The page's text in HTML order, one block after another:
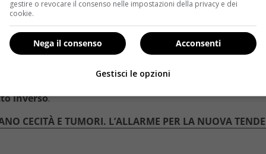
si tratta di tatuaggi e poco importa se quelli
cominciato a porsi la domanda successiva:un
danni al corpo umano?
La risposta emersa dai più
‘ni’.
La bizzarria sta infatti nella differenza della
il sistema immunitario ed esporre così al rischio di
inverso.
CECITÀ E TUMORI. L’ALLARME PER LA NUOVA
gestire o revocare il consenso nelle impostazioni della privacy e dei
cookie.
Acconsenti
Nega il consenso
Gestisci le opzioni